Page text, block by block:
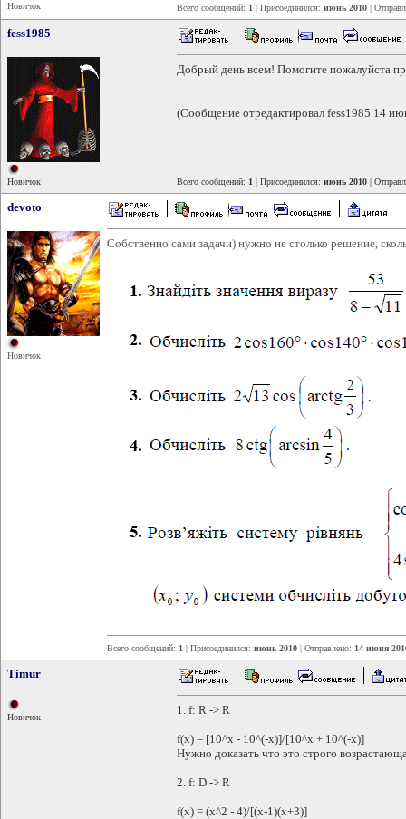
Новичок Всего сообщений: 1 | Присоединился: июнь 2010 |
fess1985
Новичок
Добрый день всем! Помогите пожалуйста
(Сообщение отредактировал fess1985 14
Всего сообщений: 1 | Присоединился: июнь 2010 |
devoto
Новичок
Собственно сами задачи) нужно не столько решение,
Всего сообщений: 1 | Присоединился: июнь 2010 | Отправлено: 14 июня
Timur
Новичок
1. f: R -> R
f(x) = [10^x - 10^(-x)]/[10^x + 10^(-x)]
Нужно доказать что это строго
2. f: D -> R
f(x) = (x^2 - 4)/[(x-1)(x+3)]